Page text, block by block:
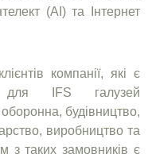
(AI) та Інтернет
компанії, які є
для IFS галузей
будівництво,
виробництво та
з таких замовників є